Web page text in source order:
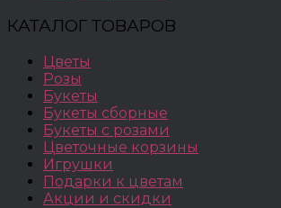
КАТАЛОГ ТОВАРОВ
Цветы
Розы
Букеты
Букеты сборные
Букеты с розами
Цветочные корзины
Игрушки
Подарки к цветам
Акции и скидки